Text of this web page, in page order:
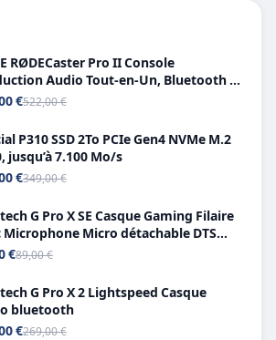
RØDECaster Pro II Console
Audio Tout-en-Un, Bluetooth et
USB-C
€522,00 €
P310 SSD 2To PCIe Gen4 NVMe M.2
jusqu’à 7.100 Mo/s
€349,00 €
G Pro X SE Casque Gaming Filaire
Microphone Micro détachable DTS
X 7.1
€89,00 €
G Pro X 2 Lightspeed Casque
bluetooth
€269,00 €